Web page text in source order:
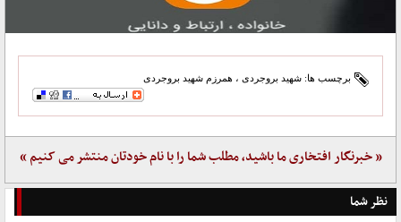
برچسب ها: شهید بروجردی ، همرزم شهید بروجردی
« خبرنگار افتخاری ما باشید، مطلب شما را با نام خودتان منتشر می کنیم »
نظر شما